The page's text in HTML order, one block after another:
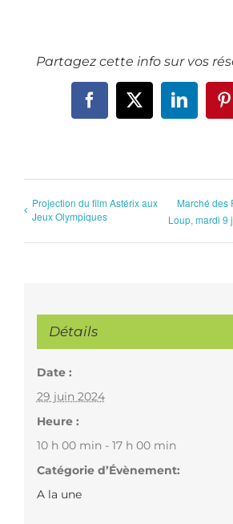
Partagez cette info sur vos
Facebook
X LinkedIn
Projection du film Astérix aux
Jeux Olympiques
Marché des
Loup, mardi 9
Détails
Date :
29 juin 2024
Heure :
10 h 00 min - 17 h 00 min
Catégorie d’Évènement:
A la une